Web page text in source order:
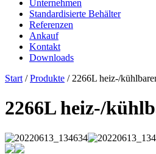
Unternehmen
Standardisierte Behälter
Referenzen
Ankauf
Kontakt
Downloads
Start /Produkte / 2266L heiz-/
2266L heiz-/